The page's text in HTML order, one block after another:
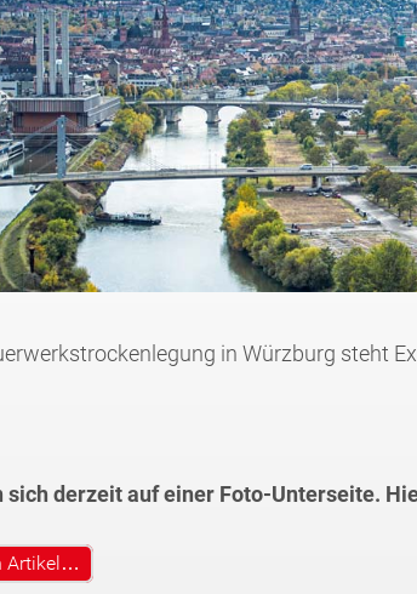
in Würzburg steht
sich derzeit auf einer Foto-Unterseite.
Artikel…